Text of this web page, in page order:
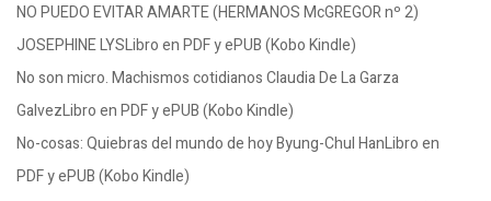
NO PUEDO EVITAR AMARTE (HERMANOS McGREGOR nº 2)
JOSEPHINE LYSLibro en PDF y ePUB (Kobo Kindle)
No son micro. Machismos cotidianos Claudia De La Garza
GalvezLibro en PDF y ePUB (Kobo Kindle)
No-cosas: Quiebras del mundo de hoy Byung-Chul HanLibro en
PDF y ePUB (Kobo Kindle)